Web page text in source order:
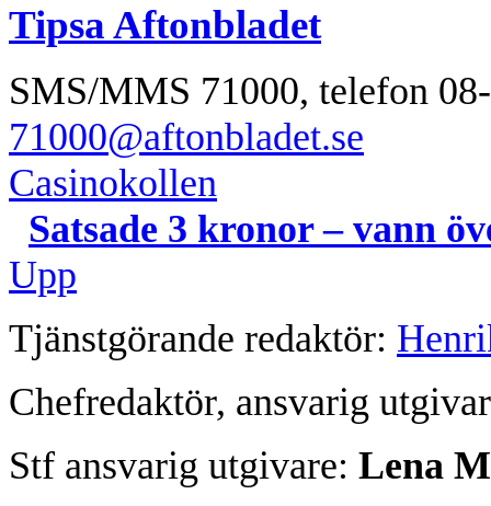
Tipsa Aftonbladet
SMS/MMS 71000, telefon
71000@aftonbladet.se
Casinokollen
Satsade 3 kronor – vann
Upp
Tjänstgörande redaktör:
Chefredaktör, ansvarig
Stf ansvarig utgivare: Lena